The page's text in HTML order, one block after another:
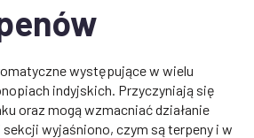
występujące w wielu
indyjskich. Przyczyniają się
oraz mogą wzmacniać działanie
wyjaśniono, czym są terpeny i w